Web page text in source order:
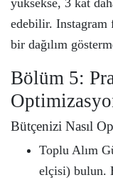
yüksekse, 3 kat
edebilir. Instagram
bir dağılım
Bölüm 5:
Bütçenizi Nasıl
Toplu Alım
elçisi) bulun.